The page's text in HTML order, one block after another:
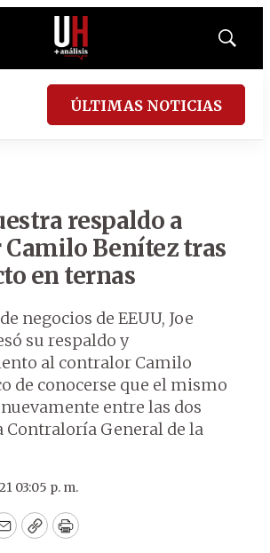
Mostrar
ÚLTIMAS NOTICIAS
respaldo a
Benítez tras
en ternas
negocios de EEUU, Joe
su respaldo y
al contralor Camilo
de conocerse que el mismo
entre las dos
Contraloría General de la
03:05 p. m.
EmailCopyPrint